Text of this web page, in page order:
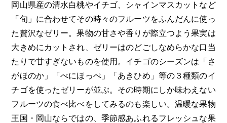
岡山県産の清水白桃やイチゴ、シャインマスカットなど
「旬」に合わせてその時々のフルーツをふんだんに使っ
た贅沢なゼリー。果物の甘さや香りが際立つよう果実は
大きめにカットされ、ゼリーはのどごしなめらかな口当
たりで甘すぎないものを使用。イチゴのシーズンは「さ
がほのか」「べにほっぺ」「あきひめ」等の３種類のイ
チゴを使ったゼリーが並ぶ。その時期にしか味わえない
フルーツの食べ比べをしてみるのも楽しい。温暖な果物
王国・岡山ならではの、季節感あふれるフレッシュな果